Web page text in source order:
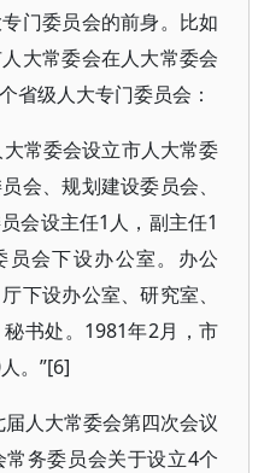
门委员会的前身。比如
大常委会在人大常委会
省级人大专门委员会：
常委会设立市人大常委
会、规划建设委员会、
会设主任1人，副主任1
会下设办公室。办公
下设办公室、研究室、
书处。1981年2月，市
。”[6]
人大常委会第四次会议
务委员会关于设立4个